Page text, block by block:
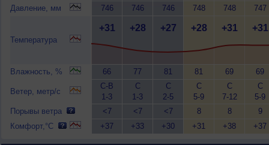
Давление, мм
Температура
Влажность, %
Ветер, метр/с
Порывы ветра
Комфорт,°C
746
+31
66
С-В
1-3
<7
+37
746
+28
77
С
1-3
<7
+33
746
+27
81
С
2-5
<7
+30
748
+28
81
С
5-9
8
+31
748
+31
69
С
7-12
8
+38
747
+31
69
С
5-9
9
+37